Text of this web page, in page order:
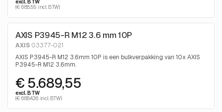
excl. BTW
(€ 688.55 incl. BTW)
AXIS P3945-R M12 3.6 mm 10P
AXIS 03377-021
AXIS P3945-R M12 3.6mm 10P is een bulkverpakking van 10x AXIS
P3945-R M12 3.6mm.
€ 5.689,55
excl. BTW
(€ 6884.36 incl. BTW)